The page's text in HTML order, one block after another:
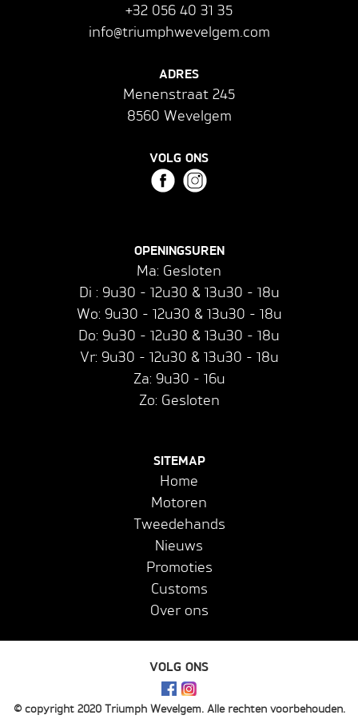
+32 056 40 31 35
info@triumphwevelgem.com
ADRES
Menenstraat 245
8560 Wevelgem
VOLG ONS
OPENINGSUREN
Ma: Gesloten
Di : 9u30 - 12u30 & 13u30 - 18u
Wo: 9u30 - 12u30 & 13u30 - 18u
Do: 9u30 - 12u30 & 13u30 - 18u
Vr: 9u30 - 12u30 & 13u30 - 18u
Za: 9u30 - 16u
Zo: Gesloten
SITEMAP
Home
Motoren
Tweedehands
Nieuws
Promoties
Customs
Over ons
VOLG ONS
© copyright 2020 Triumph Wevelgem. Alle rechten voorbehouden.